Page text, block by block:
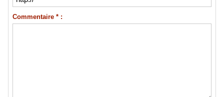
Commentaire * :